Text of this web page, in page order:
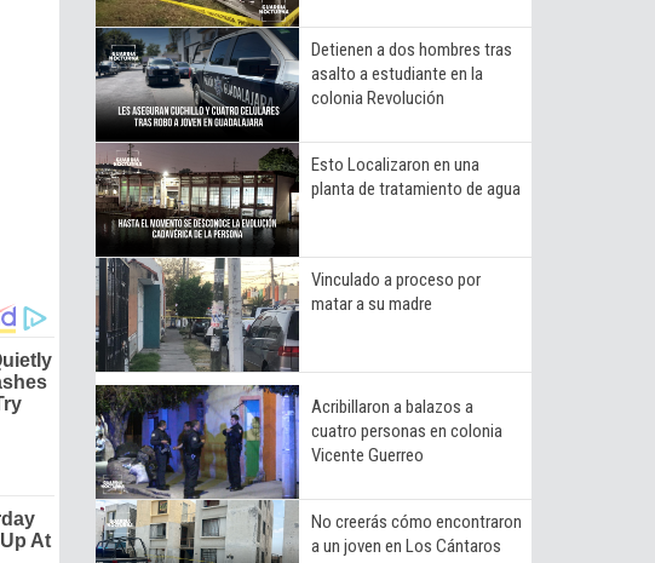
Detienen a dos hombres tras
asalto a estudiante en la
colonia Revolución
Esto Localizaron en una
planta de tratamiento de agua
Vinculado a proceso por
matar a su madre
Acribillaron a balazos a
cuatro personas en colonia
Vicente Guerreo
No creerás cómo encontraron
a un joven en Los Cántaros